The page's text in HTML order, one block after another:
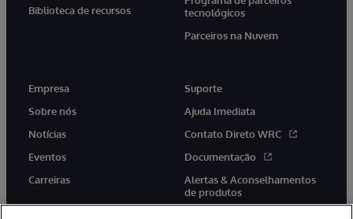
Biblioteca de recursos
tecnológicos
Parceiros na Nuvem
Empresa
Sobre nós
Notícias
Eventos
Carreiras
Suporte
Ajuda Imediata
Contato Direto WRC
Documentação
Alertas & Aconselhamentos
de produtos